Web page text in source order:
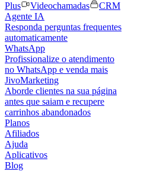
Plus
Videochamadas
CRM
Agente IA
Responda perguntas frequentes
automaticamente
WhatsApp
Profissionalize o atendimento
no WhatsApp e venda mais
JivoMarketing
Aborde clientes na sua página
antes que saiam e recupere
carrinhos abandonados
Planos
Afiliados
Ajuda
Aplicativos
Blog